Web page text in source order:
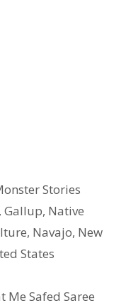
Stories
,Gallup, Native
, Navajo, New
States
Me Safed Saree